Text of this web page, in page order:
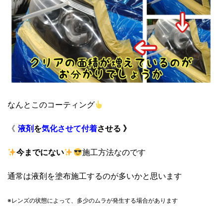
なんとこのコーティング
《 液剤 を気化させて付着させる 》
今までにない 施工方法なのです
通常は液剤を塗布施工するのが多いかと思います
※レンズの状態によって、 多少のムラが発生する場合があります